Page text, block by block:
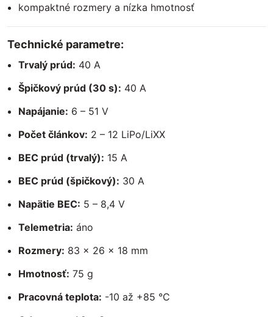
kompaktné rozmery a nízka hmotnosť
Technické parametre:
Trvalý prúd: 40 A
Špičkový prúd (30 s): 40 A
Napájanie: 6 – 51 V
Počet článkov: 2 – 12 LiPo/LiXX
BEC prúd (trvalý): 15 A
BEC prúd (špičkový): 30 A
Napätie BEC: 5 – 8,4 V
Telemetria: áno
Rozmery: 83 × 26 × 18 mm
Hmotnosť: 75 g
Pracovná teplota: -10 až +85 °C